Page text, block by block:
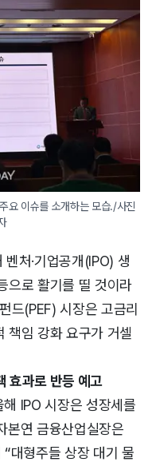
요 이슈를 소개하는 모습./사진
처·기업공개(IPO) 생
으로 활기를 띨 것이라
드(PEF) 시장은 고금리
책임 강화 요구가 거셀
효과로 반등 예고
IPO 시장은 성장세를
본연 금융산업실장은
대형주들 상장 대기 물